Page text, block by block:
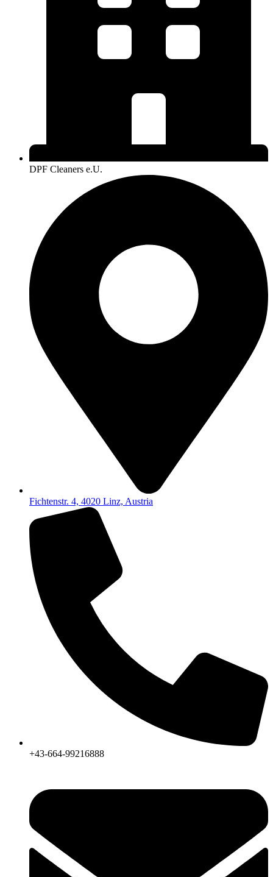
DPF Cleaners e.U.
Fichtenstr. 4, 4020 Linz, Austria
+43-664-99216888